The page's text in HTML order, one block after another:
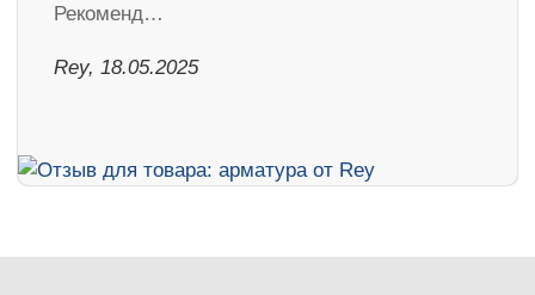
Рекоменд…
Rey, 18.05.2025